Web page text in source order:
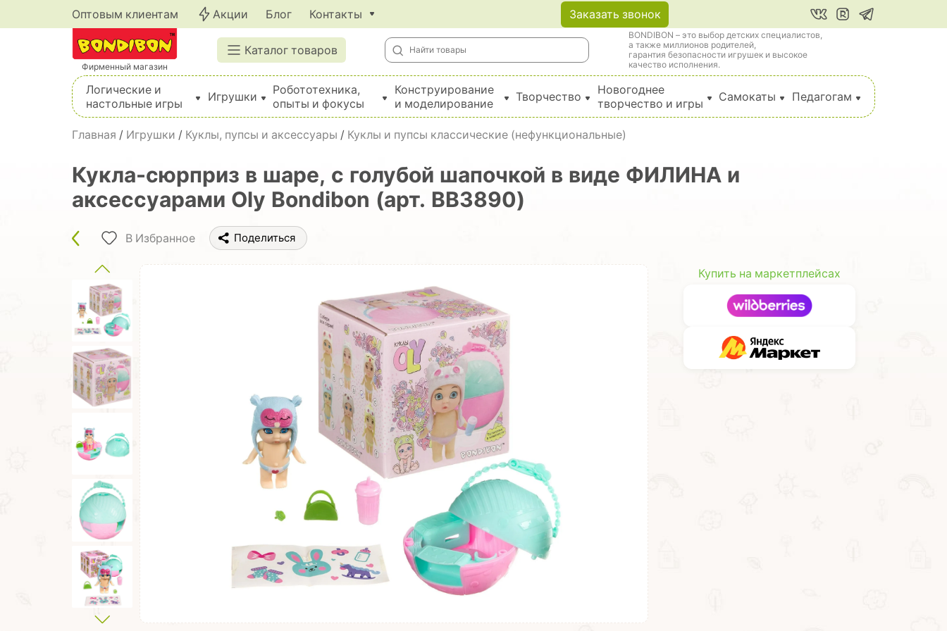
Оптовым клиентам Акции Блог Контакты Заказать звонок
Фирменный магазин
Каталог товаров
BONDIBON – это выбор детских специалистов,
а также миллионов родителей,
гарантия безопасности игрушек и высокое
качество исполнения.
Логические и
настольные игры
Игрушки
Робототехника,
опыты и фокусы
Конструирование
и моделирование
Творчество
Новогоднее
творчество и игры
Самокаты Педагогам
Главная / Игрушки / Куклы, пупсы и аксессуары / Куклы и пупсы классические (нефункциональные)
Кукла-сюрприз в шаре, с голубой шапочкой в виде ФИЛИНА и
аксессуарами Oly Bondibon (арт. ВВ3890)
В Избранное Поделиться
Купить на маркетплейсах